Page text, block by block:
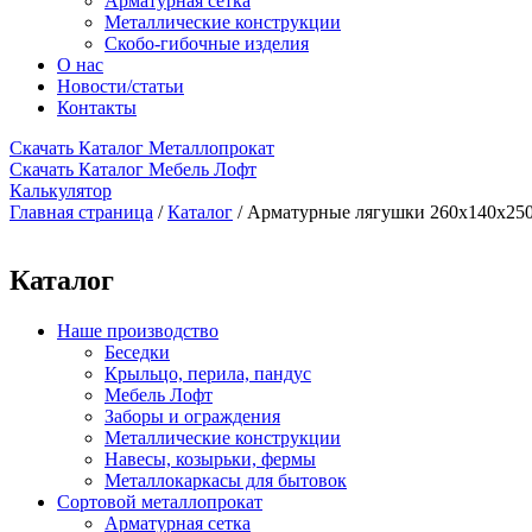
Металлические конструкции
Скобо-гибочные изделия
О нас
Новости/статьи
Контакты
Скачать Каталог Металлопрокат
Скачать Каталог Мебель Лофт
Калькулятор
Главная страница /Каталог / Арматурные лягушки
Каталог
Наше производство
Беседки
Крыльцо, перила, пандус
Мебель Лофт
Заборы и ограждения
Металлические конструкции
Навесы, козырьки, фермы
Металлокаркасы для бытовок
Сортовой металлопрокат
Арматурная сетка